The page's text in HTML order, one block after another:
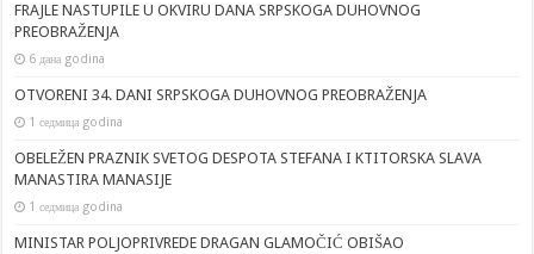
FRAJLE NASTUPILE U OKVIRU DANA SRPSKOGA DUHOVNOG
PREOBRAŽENJA
6 дана godina
OTVORENI 34. DANI SRPSKOGA DUHOVNOG PREOBRAŽENJA
1 седмица godina
OBELEŽEN PRAZNIK SVETOG DESPOTA STEFANA I KTITORSKA SLAVA
MANASTIRA MANASIJE
1 седмица godina
MINISTAR POLJOPRIVREDE DRAGAN GLAMOČIĆ OBIŠAO